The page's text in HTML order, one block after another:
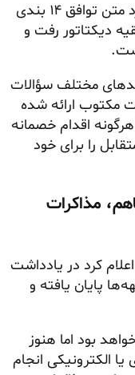
زاکانی، شهردار رژیم در تهران، اعلام کرد متن توافق ۱۴ بندی
فقیه دیکتاتور رفت و
مختلف سؤالات
مکتوب ارائه شده
اقدام خصمانه
را برای خود
مذاکرات
کرد در یادداشت
پایان یافته و
بود اما هنوز
انجام